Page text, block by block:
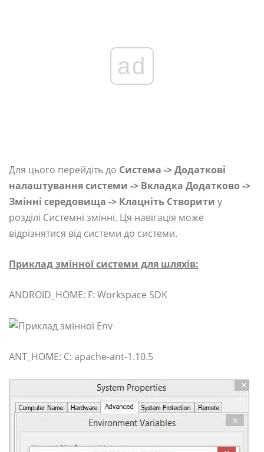
ad
Для цього перейдіть до Система -> Додаткові
налаштування системи -> Вкладка Додатково ->
Змінні середовища -> Клацніть Створити у
розділі Системні змінні. Ця навігація може
відрізнятися від системи до системи.
Приклад змінної системи для шляхів:
ANDROID_HOME: F: Workspace SDK
ANT_HOME: C: apache-ant-1.10.5